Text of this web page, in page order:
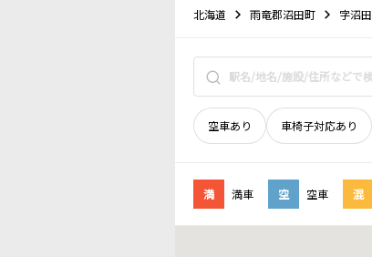
北海道 雨竜郡沼田町 字沼田
空車あり 車椅子対応あり
満 満車 空 空車 混